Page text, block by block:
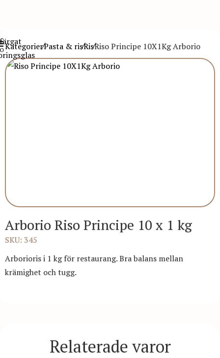
KategorierPasta & risRisRiso Principe 10X1Kg Arborio
Arborio Riso Principe 10 x 1 kg
SKU: 345
Arborioris i 1 kg för restaurang. Bra balans mellan
krämighet och tugg.
Relaterade varor